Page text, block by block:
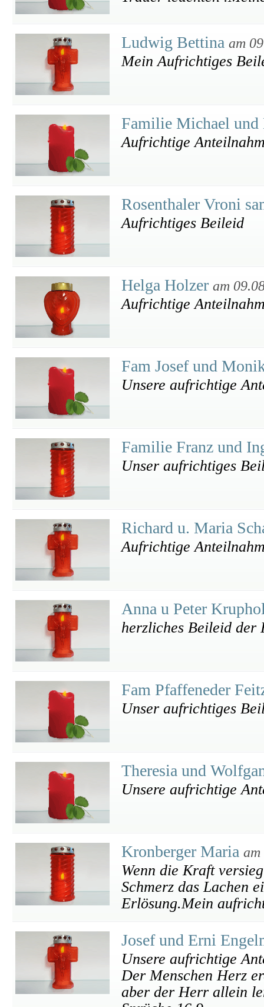
Ludwig Bettina am
Mein Aufrichtiges
Familie Michael
Aufrichtige
Rosenthaler Vroni
Aufrichtiges Beileid
Helga Holzer am
Aufrichtige
Fam Josef und
Unsere aufrichtige
Familie Franz und
Unser aufrichtiges
Richard u. Maria
Aufrichtige
Anna u Peter
herzliches Beileid der
Fam Pfaffeneder
Unser aufrichtiges
Theresia und
Unsere aufrichtige
Kronberger Maria am
Wenn die Kraft
Schmerz das Lachen
Erlösung.Mein
Josef und Erni
Unsere aufrichtige
Der Menschen Herz
aber der Herr allein